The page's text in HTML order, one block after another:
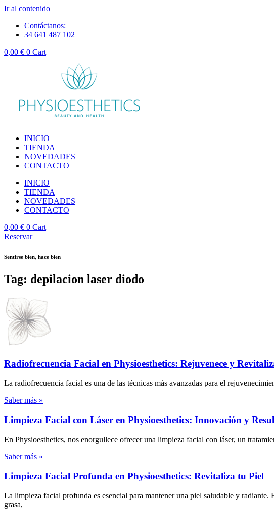
Ir al contenido
Contáctanos:
34 641 487 102
0,00 € 0 Cart
INICIO
TIENDA
NOVEDADES
CONTACTO
INICIO
TIENDA
NOVEDADES
CONTACTO
0,00 € 0 Cart
Reservar
Sentirse bien, hace bien
Tag: depilacion laser diodo
Radiofrecuencia Facial en Physioesthetics: Rejuvenece y
La radiofrecuencia facial es una de las técnicas más avanzadas para el
Saber más »
Limpieza Facial con Láser en Physioesthetics: Innovación y
En Physioesthetics, nos enorgullece ofrecer una limpieza facial con láser, un
Saber más »
Limpieza Facial Profunda en Physioesthetics: Revitaliza tu Piel
La limpieza facial profunda es esencial para mantener una piel saludable y
grasa,